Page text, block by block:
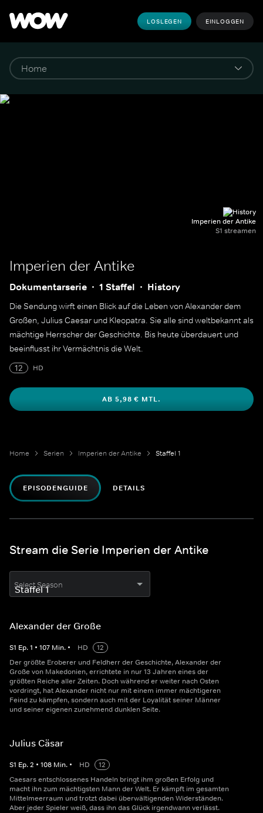
LOSLEGEN EINLOGGEN
Imperien der Antike
S1 streamen
Imperien der Antike
Dokumentarserie 1 Staffel History
Die Sendung wirft einen Blick auf die Leben von Alexander dem
Großen, Julius Caesar und Kleopatra. Sie alle sind weltbekannt als
mächtige Herrscher der Geschichte. Bis heute überdauert und
beeinflusst ihr Vermächtnis die Welt.
12
HD
AB 5,98 € MTL.
Home Serien Imperien der Antike Staffel 1
EPISODENGUIDE DETAILS
Stream die Serie Imperien der Antike
Select Season
Alexander der Große
S1 Ep.1 • 107 Min. • HD
12
Der größte Eroberer und Feldherr der Geschichte, Alexander der
Große von Makedonien, errichtete in nur 13 Jahren eines der
größten Reiche aller Zeiten. Doch während er weiter nach Osten
vordringt, hat Alexander nicht nur mit einem immer mächtigeren
Feind zu kämpfen, sondern auch mit der Loyalität seiner Männer
und seiner eigenen zunehmend dunklen Seite.
Julius Cäsar
S1 Ep.2 • 108 Min. • HD
12
Caesars entschlossenes Handeln bringt ihm großen Erfolg und
macht ihn zum mächtigsten Mann der Welt. Er kämpft im gesamten
Mittelmeerraum und trotzt dabei überwältigenden Widerständen.
Aber jeder Spieler weiß, dass ihn das Glück irgendwann verlässt.